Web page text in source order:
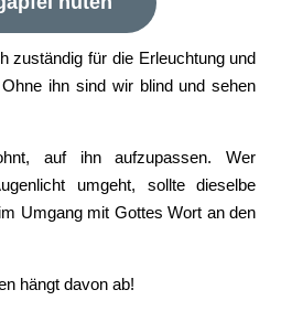
zuständig für die Erleuchtung und
ihn sind wir blind und sehen
auf ihn aufzupassen. Wer
umgeht, sollte dieselbe
Umgang mit Gottes Wort an den
hängt davon ab!